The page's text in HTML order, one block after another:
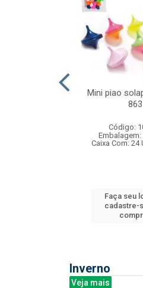
Mini piao
863
Código:
Caixa Com: 24
Faça seu
cadastre-
Inverno
Veja mais